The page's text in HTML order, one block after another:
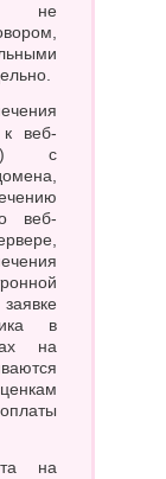
не
к веб-
с
веб-
в
на